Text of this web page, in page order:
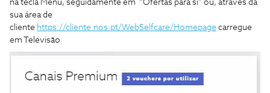
na tecla Menu, seguidamente em “Ofertas para si” ou, através da
sua área de
cliente https://cliente.nos.pt/WebSelfcare/Homepage carregue
em Televisão